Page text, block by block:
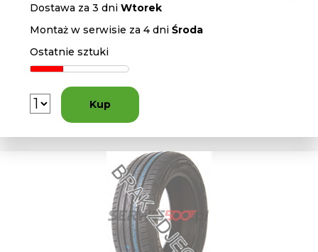
Dostawa za 3 dniWtorek
Montaż w serwisie za 4 dniŚroda
Ostatnie sztuki
Kup